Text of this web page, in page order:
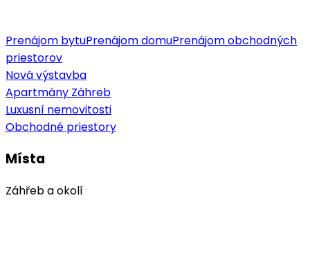
Prenájom bytuPrenájom domuPrenájom obchodných
priestorov
Nová výstavba
Apartmány Záhreb
Luxusní nemovitosti
Obchodné priestory
Místa
Záhřeb a okolí